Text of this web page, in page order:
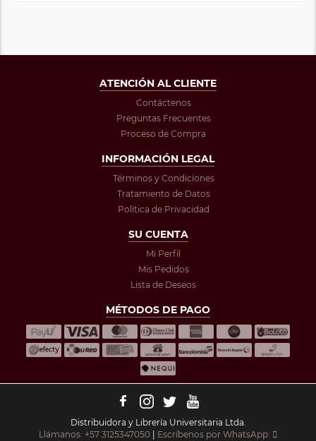
ATENCIÓN AL CLIENTE
Contáctenos
Preguntas Frecuentes
Proceso de Compra
INFORMACIÓN LEGAL
Términos y Condiciones
Tratamiento de Datos
Política de Privacidad
SU CUENTA
Mi Perfil
Mis Pedidos
Lista de Deseos
MÉTODOS DE PAGO
Distribuidora y Librería Universitaria Ltda.
Llámanos: +57 3125347050
Escríbenos por WhatsApp: